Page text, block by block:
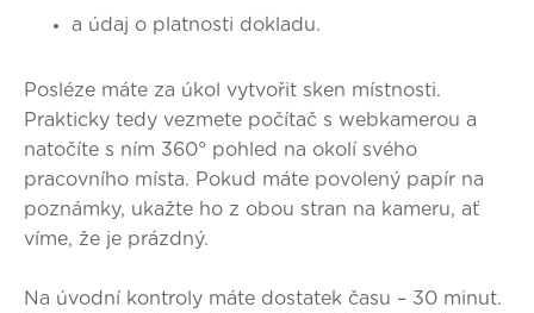
a údaj o platnosti dokladu.
Posléze máte za úkol vytvořit sken místnosti.
Prakticky tedy vezmete počítač s webkamerou a
natočíte s ním 360° pohled na okolí svého
pracovního místa. Pokud máte povolený papír na
poznámky, ukažte ho z obou stran na kameru, ať
víme, že je prázdný.
Na úvodní kontroly máte dostatek času – 30 minut.